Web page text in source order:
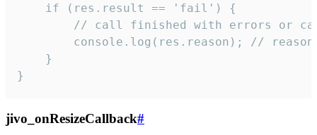
    if (res.result == 'fail') {
// call finished with errors or
console.log(res.reason); //
    }
}
jivo_onResizeCallback#